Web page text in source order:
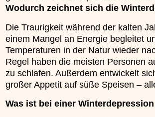
Wodurch zeichnet sich die
Die Traurigkeit während der kalten
einem Mangel an Energie begleitet
Temperaturen in der Natur wieder
Regel haben die meisten Personen
zu schlafen. Außerdem entwickelt
großer Appetit auf süße Speisen –
Was ist bei einer